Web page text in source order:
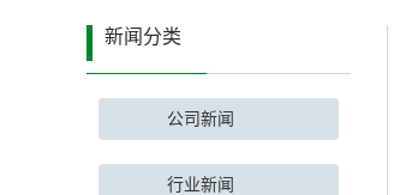
新闻分类
公司新闻
行业新闻